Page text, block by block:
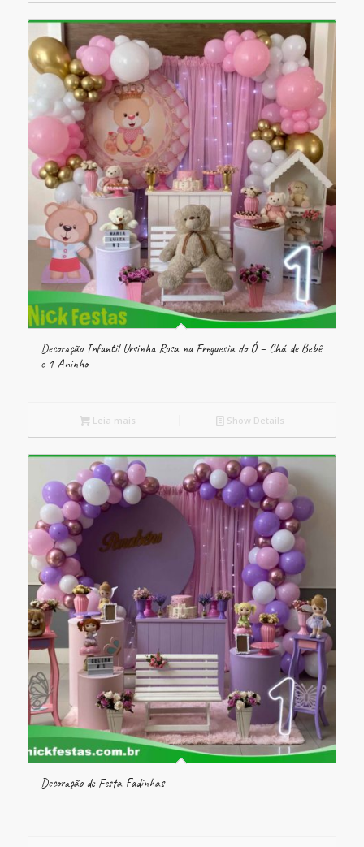
Decoração Infantil Ursinha Rosa na Freguesia do Ó – Chá de Bebê
e 1 Aninho
Leia mais Show Details
Decoração de Festa Fadinhas